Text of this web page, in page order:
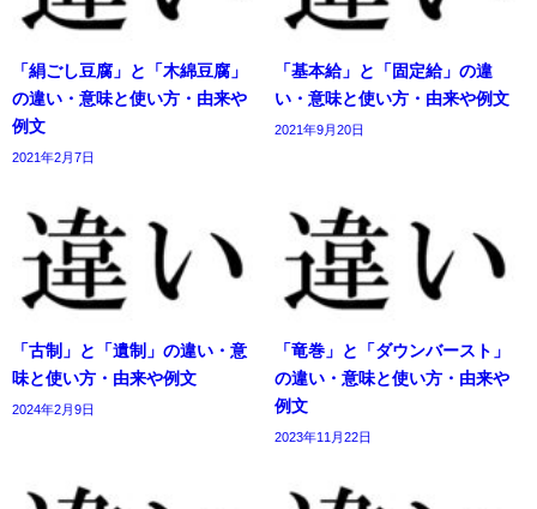
「絹ごし豆腐」と「木綿豆腐」
の違い・意味と使い方・由来や
例文
2021年2月7日
「基本給」と「固定給」の違
い・意味と使い方・由来や例文
2021年9月20日
「古制」と「遺制」の違い・意
味と使い方・由来や例文
2024年2月9日
「竜巻」と「ダウンバースト」
の違い・意味と使い方・由来や
例文
2023年11月22日